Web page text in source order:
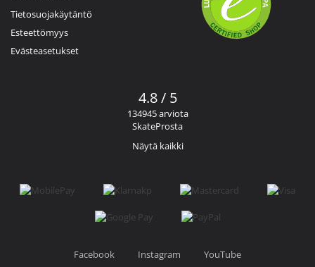
Tietosuojakäytäntö
Esteettömyys
Evästeasetukset
4.8 / 5
134945 arviota
SkateProsta
Näytä kaikki
Facebook Instagram YouTube